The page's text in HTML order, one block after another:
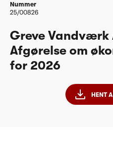
Nummer
25/00826
Greve Vandværk
Afgørelse om
for 2026
HENT